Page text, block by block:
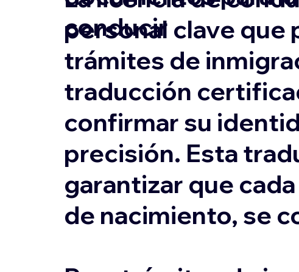
conducir
personal clave que
trámites de
traducción
confirmar su
precisión. Esta
garantizar que
de nacimiento, se